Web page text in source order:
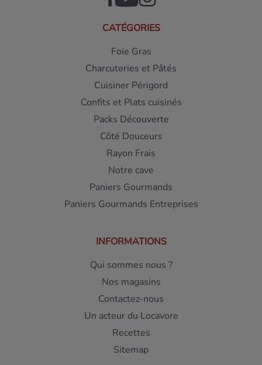
CATÉGORIES
Foie Gras
Charcuteries et Pâtés
Cuisiner Périgord
Confits et Plats cuisinés
Packs Découverte
Côté Douceurs
Rayon Frais
Notre cave
Paniers Gourmands
Paniers Gourmands Entreprises
INFORMATIONS
Qui sommes nous ?
Nos magasins
Contactez-nous
Un acteur du Locavore
Recettes
Sitemap